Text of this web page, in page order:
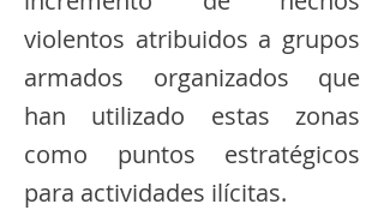
violentos atribuidos a grupos
armados organizados que
han utilizado estas zonas
como puntos estratégicos
para actividades ilícitas.